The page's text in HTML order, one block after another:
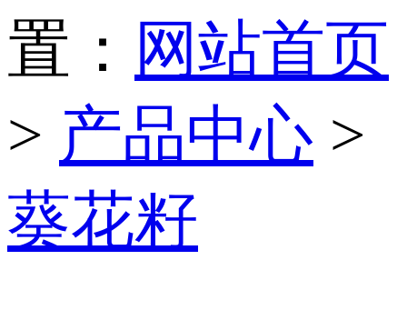
置： 网站首页
> 产品中心 >
葵花籽